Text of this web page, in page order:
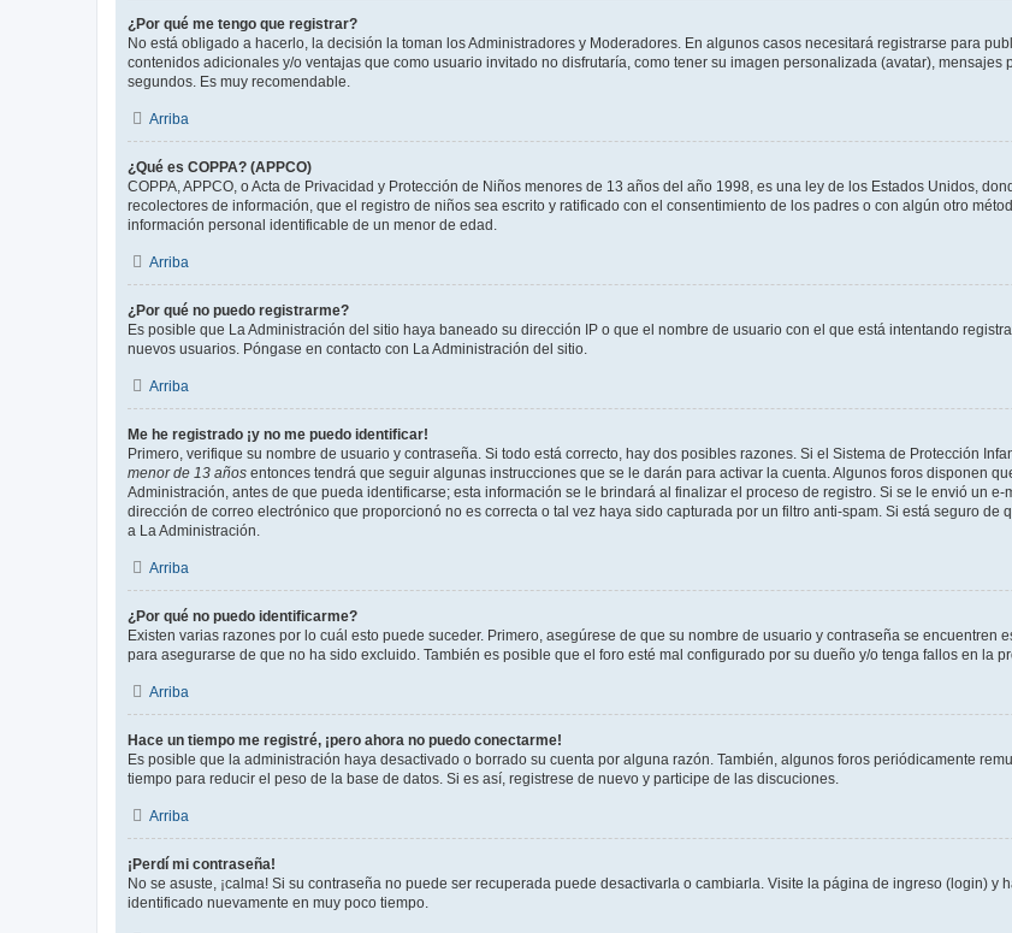
¿Por qué me tengo que registrar?
No está obligado a hacerlo, la decisión la toman los Administradores y Moderadores. En algunos casos necesitará registrarse para
contenidos adicionales y/o ventajas que como usuario invitado no disfrutaría, como tener su imagen personalizada (avatar),
segundos. Es muy recomendable.
Arriba
¿Qué es COPPA? (APPCO)
COPPA, APPCO, o Acta de Privacidad y Protección de Niños menores de 13 años del año 1998, es una ley de los Estados Unidos,
recolectores de información, que el registro de niños sea escrito y ratificado con el consentimiento de los padres o con algún otro
información personal identificable de un menor de edad.
Arriba
¿Por qué no puedo registrarme?
Es posible que La Administración del sitio haya baneado su dirección IP o que el nombre de usuario con el que está intentando
nuevos usuarios. Póngase en contacto con La Administración del sitio.
Arriba
Me he registrado ¡y no me puedo identificar!
Primero, verifique su nombre de usuario y contraseña. Si todo está correcto, hay dos posibles razones. Si el Sistema de Protección
menor de 13 años entonces tendrá que seguir algunas instrucciones que se le darán para activar la cuenta. Algunos foros disponen
Administración, antes de que pueda identificarse; esta información se le brindará al finalizar el proceso de registro. Si se le envió un
dirección de correo electrónico que proporcionó no es correcta o tal vez haya sido capturada por un filtro anti-spam. Si está seguro
a La Administración.
Arriba
¿Por qué no puedo identificarme?
Existen varias razones por lo cuál esto puede suceder. Primero, asegúrese de que su nombre de usuario y contraseña se encuentren
para asegurarse de que no ha sido excluido. También es posible que el foro esté mal configurado por su dueño y/o tenga fallos en la
Arriba
Hace un tiempo me registré, ¡pero ahora no puedo conectarme!
Es posible que la administración haya desactivado o borrado su cuenta por alguna razón. También, algunos foros periódicamente
tiempo para reducir el peso de la base de datos. Si es así, registrese de nuevo y participe de las discuciones.
Arriba
¡Perdí mi contraseña!
No se asuste, ¡calma! Si su contraseña no puede ser recuperada puede desactivarla o cambiarla. Visite la página de ingreso (login) y
identificado nuevamente en muy poco tiempo.